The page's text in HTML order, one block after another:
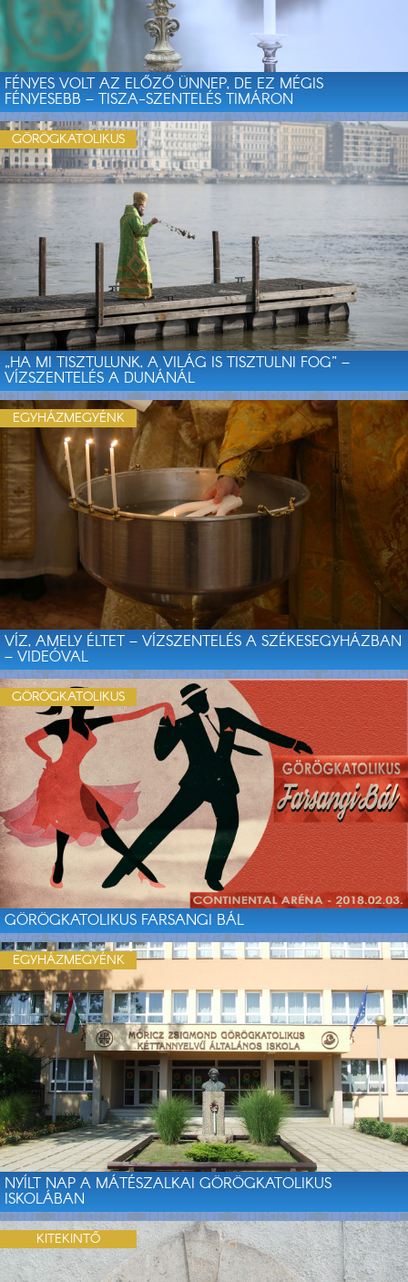
FÉNYES VOLT AZ ELŐZŐ ÜNNEP, DE EZ MÉGIS
FÉNYESEBB – TISZA-SZENTELÉS TIMÁRON
„HA MI TISZTULUNK, A VILÁG IS TISZTULNI FOG” –
VÍZSZENTELÉS A DUNÁNÁL
GÖRÖGKATOLIKUS
VÍZ, AMELY ÉLTET – VÍZSZENTELÉS A SZÉKESEGYHÁZBAN
– VIDEÓVAL
EGYHÁZMEGYÉNK
GÖRÖGKATOLIKUS FARSANGI BÁL
GÖRÖGKATOLIKUS
NYÍLT NAP A MÁTÉSZALKAI GÖRÖGKATOLIKUS
ISKOLÁBAN
EGYHÁZMEGYÉNK
KITEKINTŐ